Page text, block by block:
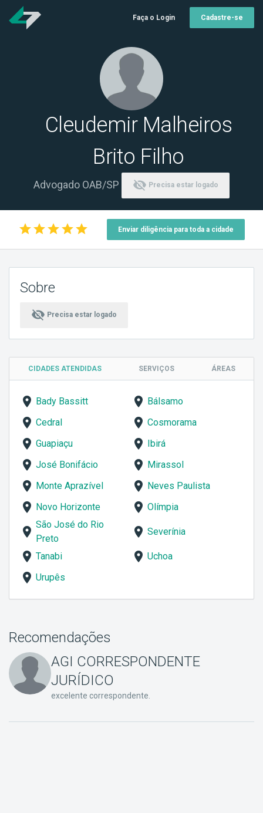
Faça o Login Cadastre-se
Cleudemir Malheiros
Brito Filho
Advogado OAB/SP visibility_off Precisa estar logado
starstarstarstarstar Enviar diligência para toda a cidade
Sobre
visibility_off Precisa estar logado
CIDADES ATENDIDAS SERVIÇOS ÁREAS
Bady Bassitt
Bálsamo
Cedral
Cosmorama
Guapiaçu
Ibirá
José Bonifácio
Mirassol
Monte Aprazível
Neves Paulista
Novo Horizonte
Olímpia
São José do Rio
Preto
Severínia
Tanabi
Uchoa
Urupês
Recomendações
AGI CORRESPONDENTE
JURÍDICO
excelente correspondente.